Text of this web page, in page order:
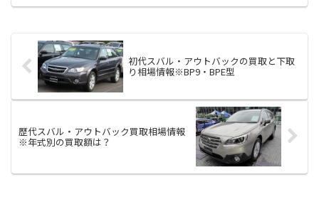
初代スバル・アウトバックの買取と下取
り相場情報※BP9・BPE型
歴代スバル・アウトバック買取相場情報
※年式別の買取額は？